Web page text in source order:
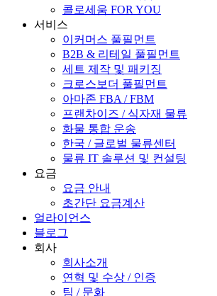
콜로세움 FOR YOU
서비스
이커머스 풀필먼트
B2B & 리테일 풀필먼트
세트 제작 및 패키징
크로스보더 풀필먼트
아마존 FBA / FBM
프랜차이즈 / 식자재 물류
화물 통합 운송
한국 / 글로벌 물류센터
물류 IT 솔루션 및 컨설팅
요금
요금 안내
초간단 요금계산
얼라이언스
블로그
회사
회사소개
연혁 및 수상 / 인증
팀 / 문화